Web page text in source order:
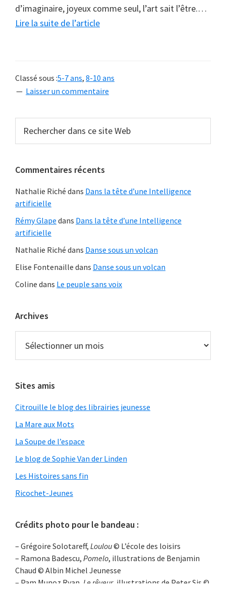
d’imaginaire, joyeux comme seul, l’art sait l’être.…
Lire la suite de l’articleà
bien
qu’avec
pinceau
Classé sous :5-7 ans, 8-10 ans
Laisser un commentaire
Barre
latérale
dans
ce
Web
Commentaires récents
Nathalie Riché dans Dans la tête d’une Intelligence
artificielle
Rémy Glape dans Dans la tête d’une Intelligence
artificielle
Nathalie Riché dans Danse sous un volcan
Elise Fontenaille dans Danse sous un volcan
Coline dans Le peuple sans voix
Archives
Sites amis
Citrouille le blog des librairies jeunesse
La Mare aux Mots
La Soupe de l’espace
Le blog de Sophie Van der Linden
Les Histoires sans fin
Ricochet-Jeunes
Crédits photo pour le bandeau :
– Grégoire Solotareff, Loulou© L’école des loisirs
– Ramona Badescu, Pomelo, illustrations de Benjamin
Chaud © Albin Michel Jeunesse
– Pam Munoz Ryan, Le rêveur, illustrations de Peter Sis ©